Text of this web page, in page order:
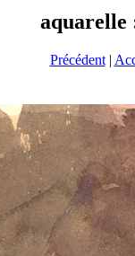
aquarelle
Précédent|